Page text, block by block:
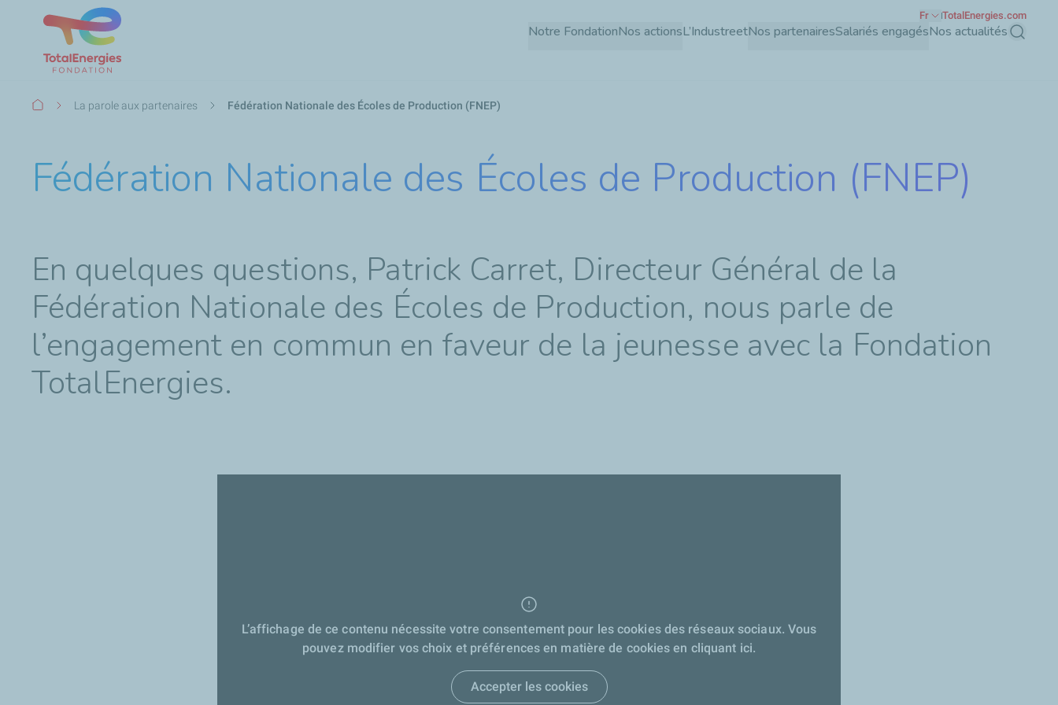
Aller
Notre FondationNos actionsL’IndustreetNos partenairesSalariés engagésNos actualités
Fr TotalEnergies.com
Fil
La parole aux partenaires Fédération Nationale des Écoles de Production (FNEP)
Fédération Nationale des Écoles de Production (FNEP)
En quelques questions, Patrick Carret, Directeur Général de la
Fédération Nationale des Écoles de Production, nous parle de
l’engagement en commun en faveur de la jeunesse avec la Fondation
TotalEnergies.
L’affichage de ce contenu nécessite votre consentement pour les cookies des réseaux sociaux. Vous
pouvez modifier vos choix et préférences en matière de cookies en cliquant ici.
Accepter les cookies